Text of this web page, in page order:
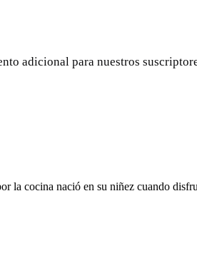
adicional para nuestros
la cocina nació en su niñez cuando